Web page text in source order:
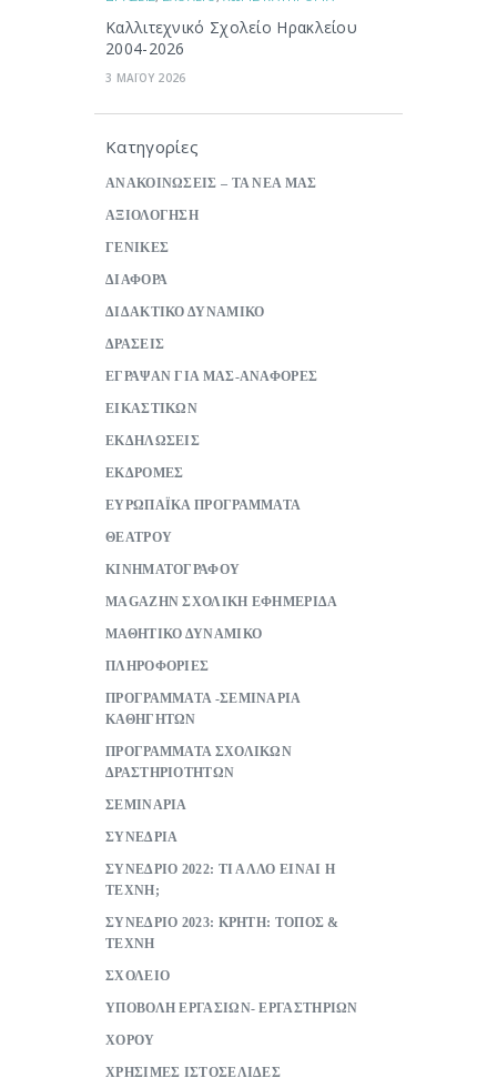
Καλλιτεχνικό Σχολείο Ηρακλείου
2004-2026
3 ΜΑΪΟΥ 2026
Κατηγορίες
ΑΝΑΚΟΙΝΩΣΕΙΣ – ΤΑ ΝΕΑ ΜΑΣ
ΑΞΙΟΛΟΓΗΣΗ
ΓΕΝΙΚΕΣ
ΔΙΑΦΟΡΑ
ΔΙΔΑΚΤΙΚΟ ΔΥΝΑΜΙΚΟ
ΔΡΑΣΕΙΣ
ΕΓΡΑΨΑΝ ΓΙΑ ΜΑΣ-ΑΝΑΦΟΡΕΣ
ΕΙΚΑΣΤΙΚΩΝ
ΕΚΔΗΛΩΣΕΙΣ
ΕΚΔΡΟΜΕΣ
ΕΥΡΩΠΑΪΚΑ ΠΡΟΓΡΑΜΜΑΤΑ
ΘΕΑΤΡΟΥ
ΚΙΝΗΜΑΤΟΓΡΑΦΟΥ
ΜAGAZHN ΣΧΟΛΙΚΗ ΕΦΗΜΕΡΙΔΑ
ΜΑΘΗΤΙΚΟ ΔΥΝΑΜΙΚΟ
ΠΛΗΡΟΦΟΡΙΕΣ
ΠΡΟΓΡΑΜΜΑΤΑ -ΣΕΜΙΝΑΡΙΑ
ΚΑΘΗΓΗΤΩΝ
ΠΡΟΓΡΑΜΜΑΤΑ ΣΧΟΛΙΚΩΝ
ΔΡΑΣΤΗΡΙΟΤΗΤΩΝ
ΣΕΜΙΝΑΡΙΑ
ΣΥΝΕΔΡΙΑ
ΣΥΝΕΔΡΙΟ 2022: ΤΙ ΑΛΛΟ ΕΙΝΑΙ Η
ΤΕΧΝΗ;
ΣΥΝΕΔΡΙΟ 2023: ΚΡΗΤΗ: ΤΟΠΟΣ &
ΤΕΧΝΗ
ΣΧΟΛΕΙΟ
ΥΠΟΒΟΛΗ ΕΡΓΑΣΙΩΝ- ΕΡΓΑΣΤΗΡΙΩΝ
ΧΟΡΟΥ
ΧΡΗΣΙΜΕΣ ΙΣΤΟΣΕΛΙΔΕΣ